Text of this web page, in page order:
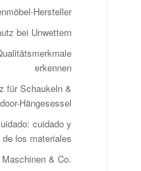
Hersteller
bei Unwettern
erkennen
für Schaukeln &
Hängesessel
cuidado y
los materiales
& Co.